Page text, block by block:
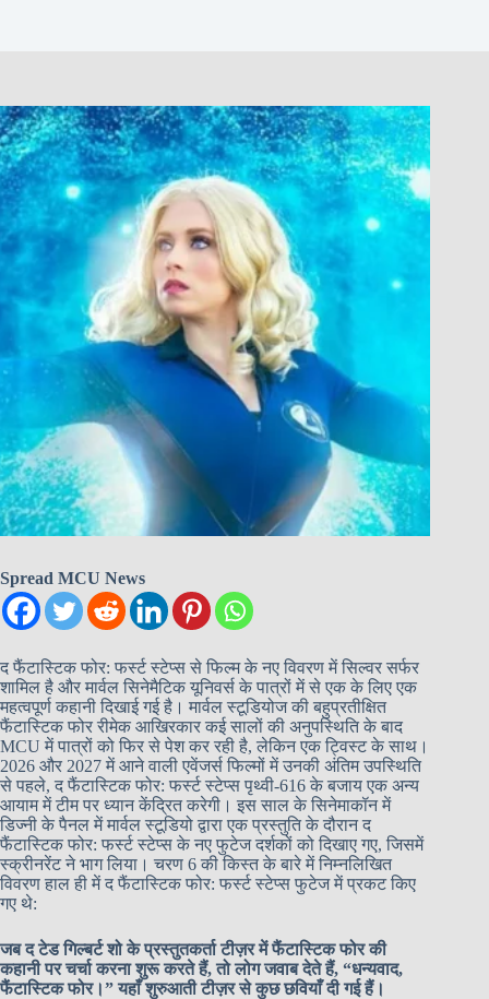
Spread MCU News
द फैंटास्टिक फोर: फर्स्ट स्टेप्स से फिल्म के नए विवरण में सिल्वर सर्फर
शामिल है और मार्वल सिनेमैटिक यूनिवर्स के पात्रों में से एक के लिए एक
महत्वपूर्ण कहानी दिखाई गई है। मार्वल स्टूडियोज की बहुप्रतीक्षित
फैंटास्टिक फोर रीमेक आखिरकार कई सालों की अनुपस्थिति के बाद
MCU में पात्रों को फिर से पेश कर रही है, लेकिन एक ट्विस्ट के साथ।
2026 और 2027 में आने वाली एवेंजर्स फिल्मों में उनकी अंतिम उपस्थिति
से पहले, द फैंटास्टिक फोर: फर्स्ट स्टेप्स पृथ्वी-616 के बजाय एक अन्य
आयाम में टीम पर ध्यान केंद्रित करेगी। इस साल के सिनेमाकॉन में
डिज्नी के पैनल में मार्वल स्टूडियो द्वारा एक प्रस्तुति के दौरान द
फैंटास्टिक फोर: फर्स्ट स्टेप्स के नए फुटेज दर्शकों को दिखाए गए, जिसमें
स्क्रीनरेंट ने भाग लिया। चरण 6 की किस्त के बारे में निम्नलिखित
विवरण हाल ही में द फैंटास्टिक फोर: फर्स्ट स्टेप्स फुटेज में प्रकट किए
गए थे:
जब द टेड गिल्बर्ट शो के प्रस्तुतकर्ता टीज़र में फैंटास्टिक फोर की
कहानी पर चर्चा करना शुरू करते हैं, तो लोग जवाब देते हैं, “धन्यवाद,
फैंटास्टिक फोर।” यहाँ शुरुआती टीज़र से कुछ छवियाँ दी गई हैं।